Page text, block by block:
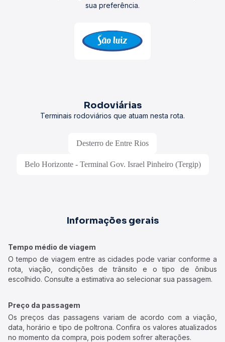
sua preferência.
Rodoviárias
Terminais rodoviários que atuam nesta rota.
Desterro de Entre Rios
Belo Horizonte - Terminal Gov. Israel Pinheiro (Tergip)
Informações gerais
Tempo médio de viagem
O tempo de viagem entre as cidades pode variar conforme a
rota, viação, condições de trânsito e o tipo de ônibus
escolhido. Consulte a estimativa ao selecionar sua passagem.
Preço da passagem
Os preços das passagens variam de acordo com a viação,
data, horário e tipo de poltrona. Confira os valores atualizados
no momento da compra, pois podem sofrer alterações.